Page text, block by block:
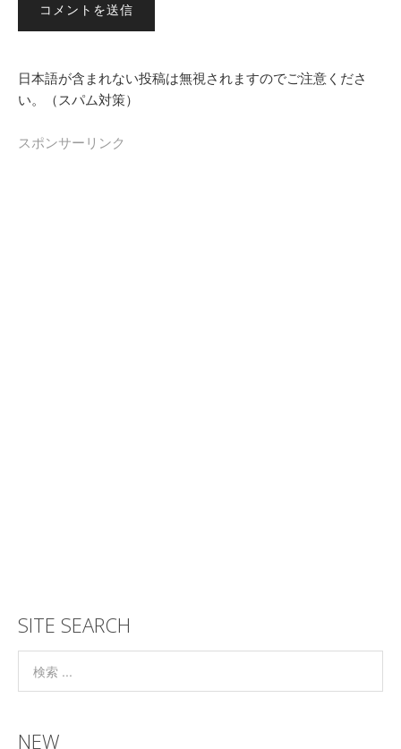
日本語が含まれない投稿は無視されますのでご注意くださ
い。（スパム対策）
スポンサーリンク
SITE SEARCH
NEW